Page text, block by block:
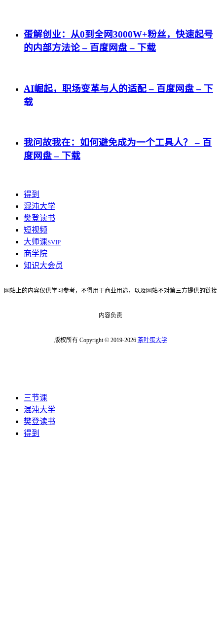
蛋解创业：从0到全网3000W+粉丝，快速起号
的内部方法论 – 百度网盘 – 下载
AI崛起，职场变革与人的适配 – 百度网盘 – 下
载
我问故我在：如何避免成为一个工具人？ – 百
度网盘 – 下载
得到
混沌大学
樊登读书
短视频
大师课SVIP
商学院
知识大会员
网站上的内容仅供学习参考，不得用于商业用途，以及网站不对第三方提供的链接
内容负责
版权所有 Copyright © 2019-2026 茶叶蛋大学
三节课
混沌大学
樊登读书
得到